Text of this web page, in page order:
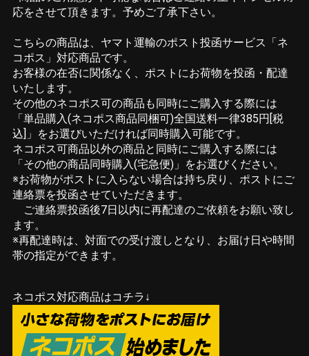
応をさせて頂きます。予めご了承下さい。
こちらの商品は、ヤマト運輸のポスト投函サービス「ネ
コポス」対応商品です。
お客様の在否に関係なく、ポストにお荷物を投函・配達
いたします。
その他のネコポス可の商品も同時にご購入する際には
「単品購入(ネコポス商品同梱可)全国送料一律385円[税
込]」をお選びいただければ同時購入可能です。
ネコポス可商品以外の商品と同時にご購入する際には
「その他の商品同時購入(宅急便)」をお選びください。
※お荷物がポストに入らない場合は持ち戻り、ポストにご
連絡票を投函させていただきます。
ご連絡票投函後7日以内に再配達のご依頼をお願い致し
ます。
※再配達時は、対面での受け渡しとなり、お届け日や時間
帯の指定ができます。
ネコポス対応商品はコチラ↓